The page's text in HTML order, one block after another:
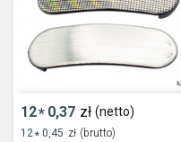
12* 0,37 zł (netto)
12* 0,45 zł (brutto)